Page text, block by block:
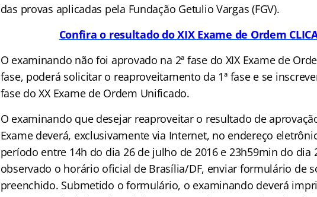
das provas aplicadas pela Fundação Getulio Vargas (FGV).
Confira o resultado do XIX Exame de Ordem
O examinando não foi aprovado na 2ª fase do XIX Exame de
fase, poderá solicitar o reaproveitamento da 1ª fase e se
fase do XX Exame de Ordem Unificado.
O examinando que desejar reaproveitar o resultado de
Exame deverá, exclusivamente via Internet, no endereço
período entre 14h do dia 26 de julho de 2016 e 23h59min do dia
observado o horário oficial de Brasília/DF, enviar formulário de
preenchido. Submetido o formulário, o examinando deverá